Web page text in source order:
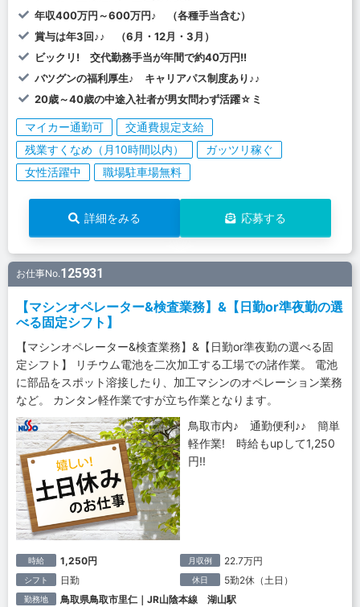
年収400万円～600万円♪ （各種手当含む）
賞与は年3回♪♪ （6月・12月・3月）
ビックリ! 交代勤務手当が年間で約40万円!!
バツグンの福利厚生♪ キャリアパス制度あり♪♪
20歳～40歳の中途入社者が男女問わず活躍☆ミ
マイカー通勤可
交通費規定支給
残業すくなめ（月10時間以内）
ガッツリ稼ぐ
女性活躍中
職場駐車場無料
詳細をみる 応募する
お仕事No.125931
【マシンオペレーター&検査業務】&【日勤or準夜勤の選
べる固定シフト】
【マシンオペレーター&検査業務】&【日勤or準夜勤の選べる固
定シフト】 リチウム電池を二次加工する工場での諸作業。 電池
に部品をスポット溶接したり、加工マシンのオペレーション業務
など。 カンタン軽作業ですが立ち作業となります。
鳥取市内♪ 通勤便利♪♪ 簡単
軽作業! 時給もupして1,250
円!!
時給 1,250円 月収例 22.7万円
シフト 日勤 休日 5勤2休（土日）
勤務地 鳥取県鳥取市里仁｜JR山陰本線 湖山駅